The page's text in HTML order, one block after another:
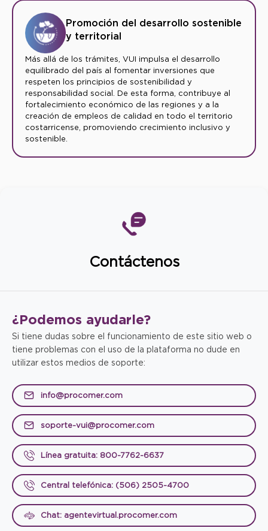
Promoción del desarrollo sostenible
y territorial
Más allá de los trámites, VUI impulsa el desarrollo
equilibrado del país al fomentar inversiones que
respeten los principios de sostenibilidad y
responsabilidad social. De esta forma, contribuye al
fortalecimiento económico de las regiones y a la
creación de empleos de calidad en todo el territorio
costarricense, promoviendo crecimiento inclusivo y
sostenible.
Contáctenos
¿Podemos ayudarle?
Si tiene dudas sobre el funcionamiento de este sitio web o
tiene problemas con el uso de la plataforma no dude en
utilizar estos medios de soporte:
info@procomer.com
soporte-vui@procomer.com
Línea gratuita: 800-7762-6637
Central telefónica: (506) 2505-4700
Chat: agentevirtual.procomer.com